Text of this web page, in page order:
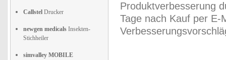
Callstel Drucker
newgen medicals Insekten-
Stichheiler
simvalley MOBILE
Produktverbesserung
Tage nach Kauf per E-